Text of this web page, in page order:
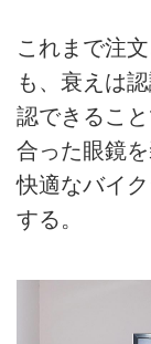
これまで注
も、衰えは
認できるこ
合った眼鏡
快適なバイ
する。